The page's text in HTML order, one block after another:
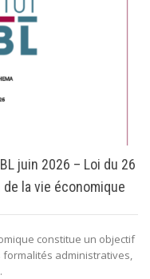
juin 2026 – Loi du 26
la vie économique
constitue un objectif
formalités administratives,